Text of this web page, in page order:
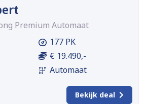
Premium Automaat
177 PK
€ 19.490,-
Automaat
Bekijk deal